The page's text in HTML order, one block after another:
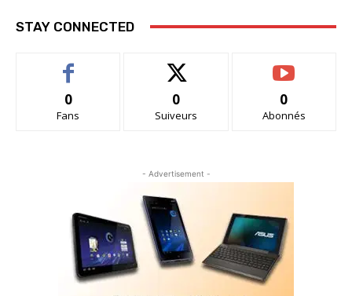
STAY CONNECTED
0
Fans
0
Suiveurs
0
Abonnés
- Advertisement -